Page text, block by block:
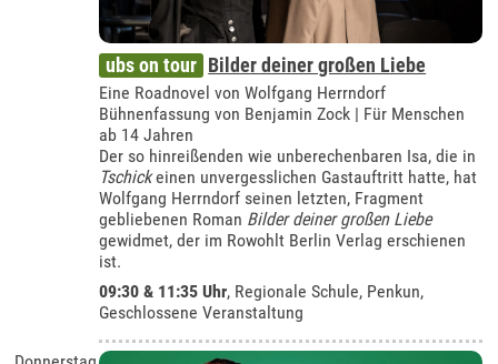
ubs on tour Bilder deiner großen Liebe
Eine Roadnovel von Wolfgang Herrndorf
Bühnenfassung von Benjamin Zock | Für Menschen
ab 14 Jahren
Der so hinreißenden wie unberechenbaren Isa, die in
Tschickeinen unvergesslichen Gastauftritt hatte, hat
Wolfgang Herrndorf seinen letzten, Fragment
gebliebenen Roman Bilder deiner großen Liebe
gewidmet, der im Rowohlt Berlin Verlag erschienen
ist.
09:30 & 11:35 Uhr, Regionale Schule, Penkun,
Geschlossene Veranstaltung